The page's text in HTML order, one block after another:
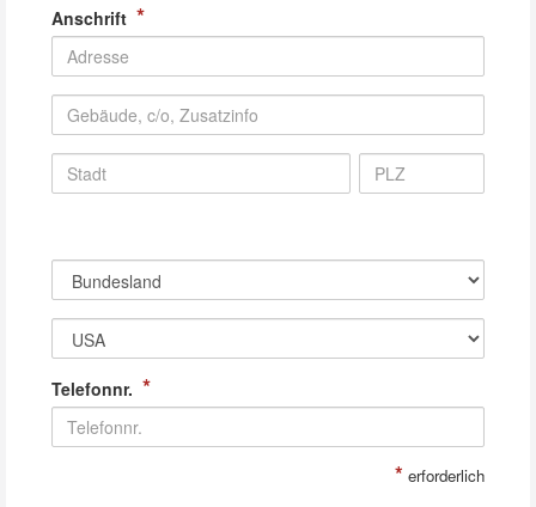
Anschrift *
Telefonnr. *
* erforderlich